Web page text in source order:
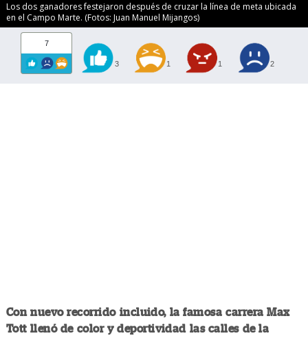
Los dos ganadores festejaron después de cruzar la línea de meta ubicada
en el Campo Marte. (Fotos: Juan Manuel Mijangos)
7
3 1 1 2
Con nuevo recorrido incluido, la famosa carrera Max
Tott llenó de color y deportividad las calles de la